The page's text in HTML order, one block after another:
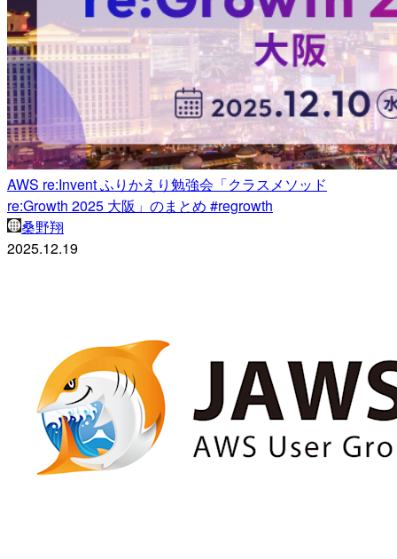
AWS re:Invent ふりかえり勉強会「クラスメソッド
re:Growth 2025 大阪」のまとめ #regrowth
桑野翔
2025.12.19